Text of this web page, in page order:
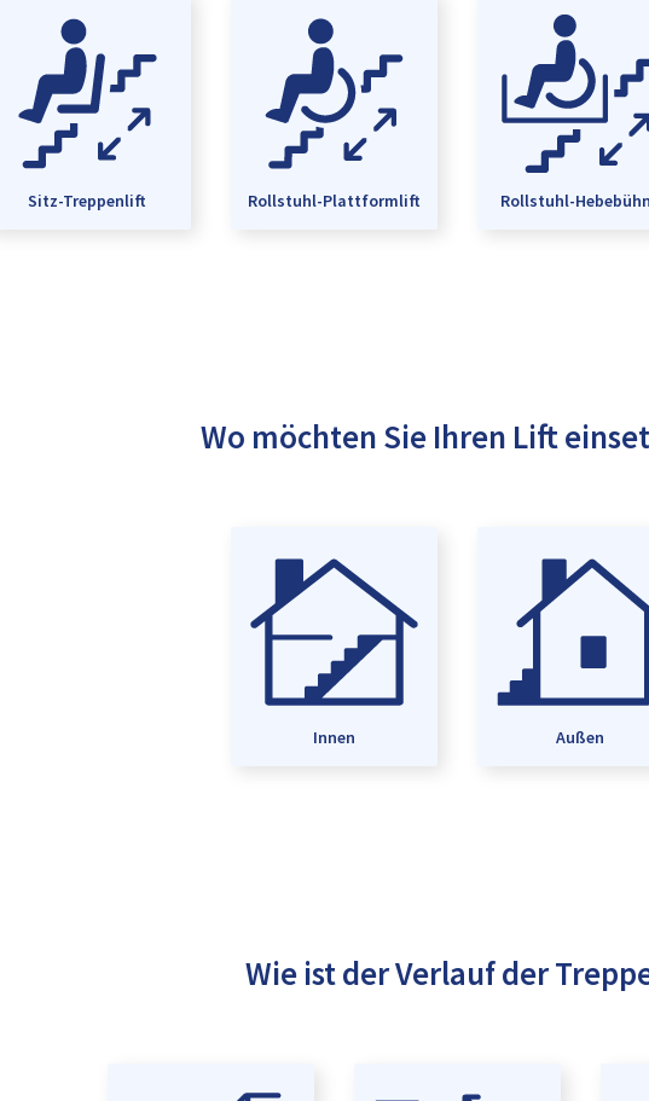
Sitz-Treppenlift Rollstuhl-Plattformlift Rollstuhl-
Wo möchten Sie Ihren Lift
Innen Außen
Wie ist der Verlauf der